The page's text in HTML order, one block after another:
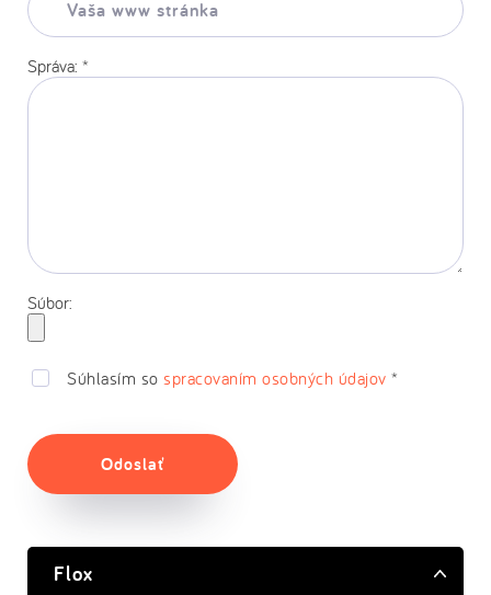
www
stránka:
Správa: *
Súbor:
Súhlasím so spracovaním osobných údajov *
Odoslať
Flox